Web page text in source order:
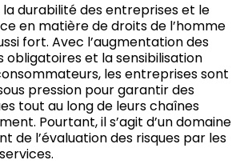
la durabilité des entreprises et le
en matière de droits de l’homme
fort. Avec l’augmentation des
et la sensibilisation
les entreprises sont
pression pour garantir des
tout au long de leurs chaînes
Pourtant, il s’agit d’un domaine
de l’évaluation des risques par les